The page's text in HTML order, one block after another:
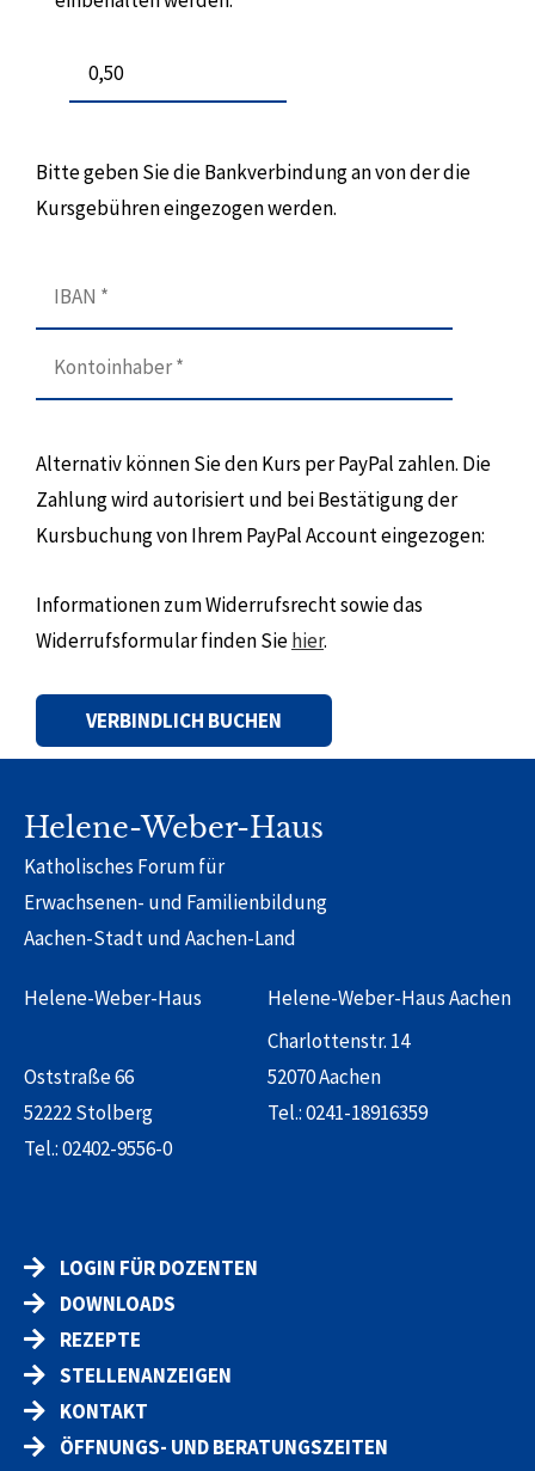
Bitte geben Sie die Bankverbindung an von der die
Kursgebühren eingezogen werden.
Alternativ können Sie den Kurs per PayPal zahlen. Die
Zahlung wird autorisiert und bei Bestätigung der
Kursbuchung von Ihrem PayPal Account eingezogen:
Informationen zum Widerrufsrecht sowie das
Widerrufsformular finden Siehier.
Helene-Weber-Haus
Katholisches Forum für
Erwachsenen- und Familienbildung
Aachen-Stadt und Aachen-Land
Helene-Weber-Haus
Oststraße 66
52222 Stolberg
Tel.:02402-9556-0
Helene-Weber-Haus Aachen
Charlottenstr. 14
52070 Aachen
Tel.:0241-18916359
LOGIN FÜR DOZENTEN
DOWNLOADS
REZEPTE
STELLENANZEIGEN
KONTAKT
ÖFFNUNGS- UND BERATUNGSZEITEN